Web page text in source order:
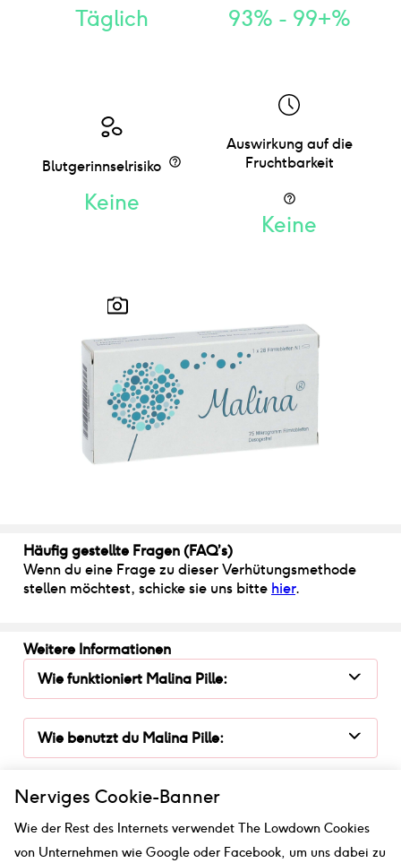
Täglich 93% - 99+%
Blutgerinnselrisiko
Keine
Auswirkung auf die
Fruchtbarkeit
Keine
Häufig gestellte Fragen (FAQ’s)
Wenn du eine Frage zu dieser Verhütungsmethode
stellen möchtest, schicke sie uns bitte hier.
Weitere Informationen
Wie funktioniert Malina Pille:
Wie benutzt du Malina Pille:
Wie sicher istMalina Pille:
Nerviges Cookie-Banner
Wie der Rest des Internets verwendet The Lowdown Cookies
von Unternehmen wie Google oder Facebook, um uns dabei zu